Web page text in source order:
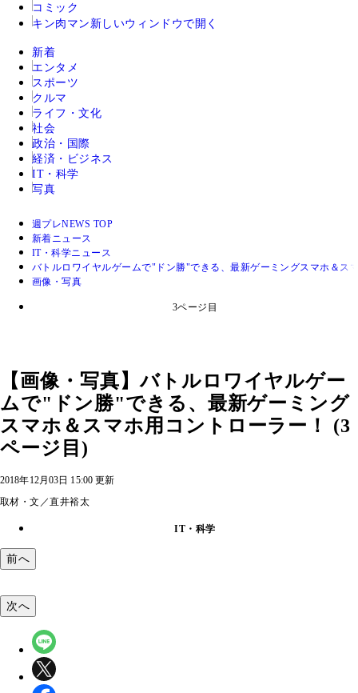
コミック
キン肉マン 新しいウィンドウで開く
新着
エンタメ
スポーツ
クルマ
ライフ・文化
社会
政治・国際
経済・ビジネス
IT・科学
写真
週プレNEWS TOP
新着ニュース
IT・科学ニュース
バトルロワイヤルゲームで"ドン勝"できる、最新ゲーミングスマホ＆ス
画像・写真
3ページ目
【画像・写真】バトルロワイヤルゲー
ムで"ドン勝"できる、最新ゲーミング
スマホ＆スマホ用コントローラー！ (3
ページ目)
2018年12月03日 15:00 更新
取材・文／直井裕太
IT・科学
前へ
次へ